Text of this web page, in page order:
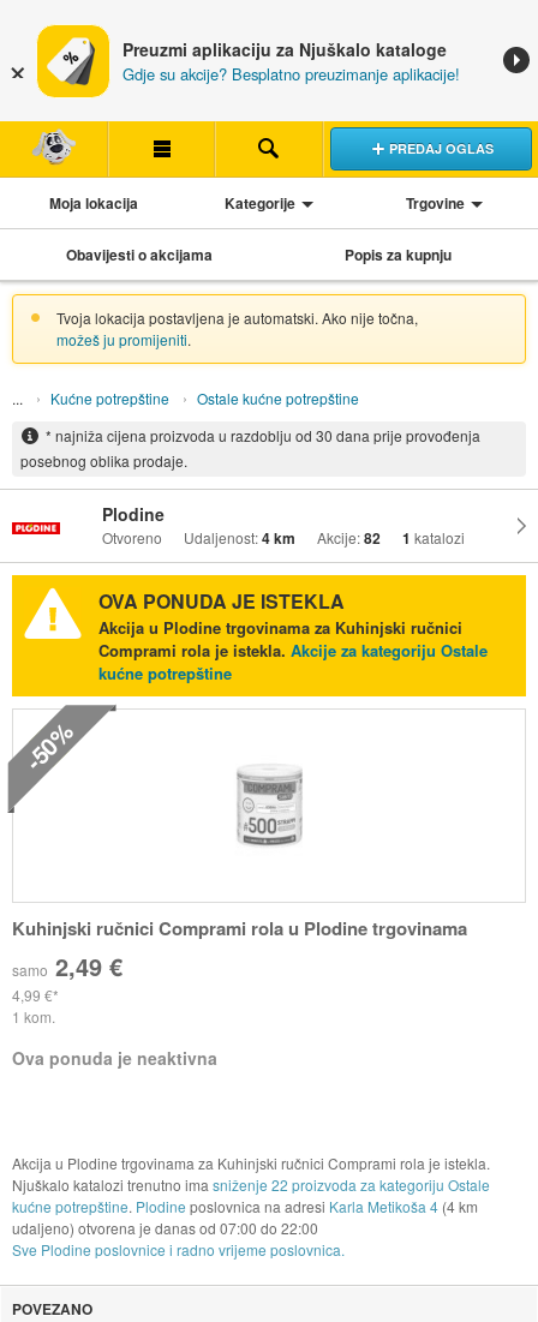
Preuzmi aplikaciju za Njuškalo kataloge
Gdje su akcije? Besplatno preuzimanje aplikacije!
PREDAJ OGLAS
Moja lokacija Kategorije Trgovine
Obavijesti o akcijama Popis za kupnju
Tvoja lokacija postavljena je automatski. Ako nije točna,
možeš ju promijeniti.
Kućne potrepštine
Ostale kućne potrepštine
* najniža cijena proizvoda u razdoblju od 30 dana prije provođenja
posebnog oblika prodaje.
Plodine
Otvoreno Udaljenost:4 km Akcije:82 1 katalozi
OVA PONUDA JE ISTEKLA
Akcija u Plodine trgovinama za Kuhinjski ručnici
Comprami rola je istekla. Akcije za kategoriju Ostale
kućne potrepštine
-50%
Kuhinjski ručnici Comprami rola u Plodine trgovinama
samo 2,49 €
4,99 €
1 kom.
Ova ponuda je neaktivna
Akcija u Plodine trgovinama za Kuhinjski ručnici Comprami rola je istekla.
Njuškalo katalozi trenutno ima sniženje 22 proizvoda za kategoriju Ostale
kućne potrepštine. Plodine poslovnica na adresi Karla Metikoša 4(4 km
udaljeno) otvorena je danas od 07:00 do 22:00
Sve Plodine poslovnice i radno vrijeme poslovnica.
POVEZANO